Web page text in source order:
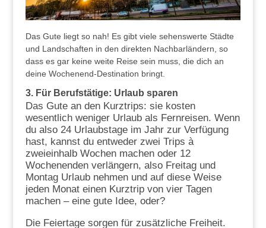
Das Gute liegt so nah! Es gibt viele sehenswerte Städte
und Landschaften in den direkten Nachbarländern, so
dass es gar keine weite Reise sein muss, die dich an
deine Wochenend-Destination bringt.
3. Für Berufstätige: Urlaub sparen
Das Gute an den Kurztrips: sie kosten
wesentlich weniger Urlaub als Fernreisen. Wenn
du also 24 Urlaubstage im Jahr zur Verfügung
hast, kannst du entweder zwei Trips à
zweieinhalb Wochen machen oder 12
Wochenenden verlängern, also Freitag und
Montag Urlaub nehmen und auf diese Weise
jeden Monat einen Kurztrip von vier Tagen
machen – eine gute Idee, oder?
Die Feiertage sorgen für zusätzliche Freiheit.